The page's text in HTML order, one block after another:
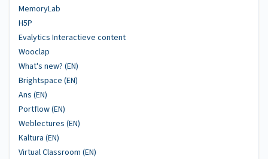
MemoryLab
H5P
Evalytics Interactieve content
Wooclap
What's new? (EN)
Brightspace (EN)
Ans (EN)
Portflow (EN)
Weblectures (EN)
Kaltura (EN)
Virtual Classroom (EN)